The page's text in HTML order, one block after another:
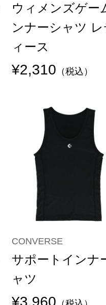
ウィメンズゲー
ンナーシャツ
ィース
¥2,310 （税込）
CONVERSE
サポートインナ
ャツ
¥3,960